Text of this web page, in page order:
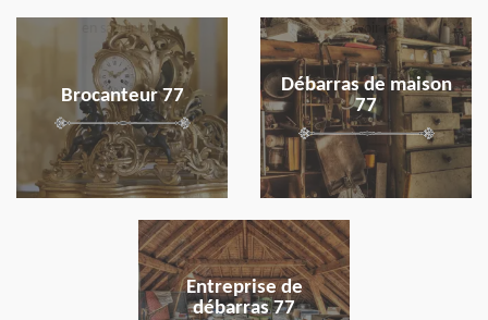
Brocanteur 77
en savoir plus
Débarras de maison
77
en savoir plus
Entreprise de
débarras 77
en savoir plus